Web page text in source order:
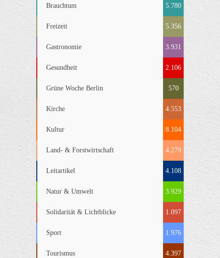
Brauchtum 5.780
Freizeit 5.356
Gastronomie 3.931
Gesundheit 2.106
Grüne Woche Berlin 570
Kirche 4.553
Kultur 8.104
Land- & Forstwirtschaft 4.279
Leitartikel 4.108
Natur & Umwelt 3.929
Solidarität & Lichtblicke 1.097
Sport 1.976
Tourismus 4.397